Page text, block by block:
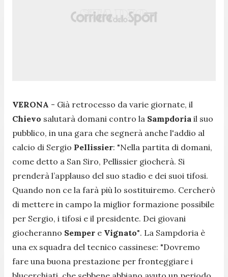
VERONA - Già retrocesso da varie giornate, il
Chievo salutarà domani contro la Sampdoria il suo
pubblico, in una gara che segnerà anche l'addio al
calcio di Sergio Pellissier: "Nella partita di domani,
come detto a San Siro, Pellissier giocherà. Si
prenderà l’applauso del suo stadio e dei suoi tifosi.
Quando non ce la farà più lo sostituiremo. Cercherò
di mettere in campo la miglior formazione possibile
per Sergio, i tifosi e il presidente. Dei giovani
giocheranno Semper e Vignato". La Sampdoria è
una ex squadra del tecnico cassinese: "Dovremo
fare una buona prestazione per fronteggiare i